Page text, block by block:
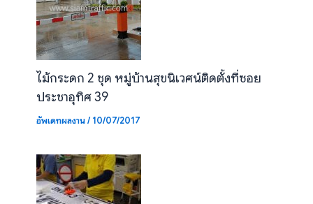
ไม้กระดก 2 ชุด หมู่บ้านสุขนิเวศน์ติดตั้งที่ซอย
ประชาอุทิศ 39
อัพเดทผลงาน/10/07/2017